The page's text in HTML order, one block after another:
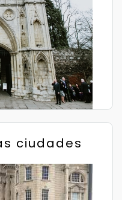
ciudades